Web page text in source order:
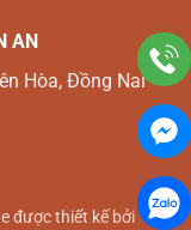
AN
Hòa, Đồng Nai
được thiết kế bởi